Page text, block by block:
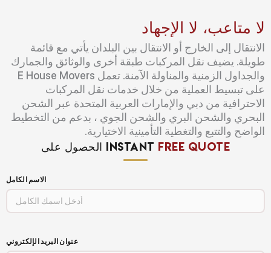
لا متاعب، لا الإجهاد
الانتقال إلى الخارج أو الانتقال بين البلدان يأتي مع قائمة
طويلة. يضيف نقل المركبات طبقة أخرى والوثائق والجمارك
والجداول الزمنية والمناولة الآمنة. تعمل E House Movers
على تبسيط العملية من خلال خدمات نقل المركبات
الاحترافية من دبي والإمارات العربية المتحدة عبر الشحن
البحري والشحن البري والشحن الجوي ، بدعم من التخطيط
الواضح والتتبع والتغطية التأمينية الاختيارية.
الحصول على INSTANT FREE QUOTE
الاسم الكامل
عنوان البريد الإلكتروني